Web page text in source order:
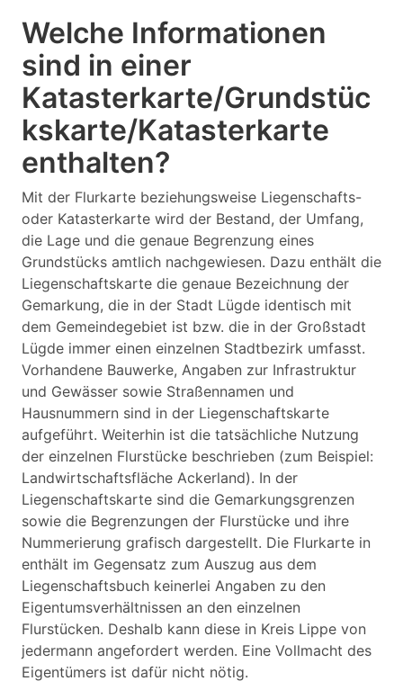
Welche Informationen
sind in einer
Katasterkarte/Grundstüc
kskarte/Katasterkarte
enthalten?
Mit der Flurkarte beziehungsweise Liegenschafts-
oder Katasterkarte wird der Bestand, der Umfang,
die Lage und die genaue Begrenzung eines
Grundstücks amtlich nachgewiesen. Dazu enthält die
Liegenschaftskarte die genaue Bezeichnung der
Gemarkung, die in der Stadt Lügde identisch mit
dem Gemeindegebiet ist bzw. die in der Großstadt
Lügde immer einen einzelnen Stadtbezirk umfasst.
Vorhandene Bauwerke, Angaben zur Infrastruktur
und Gewässer sowie Straßennamen und
Hausnummern sind in der Liegenschaftskarte
aufgeführt. Weiterhin ist die tatsächliche Nutzung
der einzelnen Flurstücke beschrieben (zum Beispiel:
Landwirtschaftsfläche Ackerland). In der
Liegenschaftskarte sind die Gemarkungsgrenzen
sowie die Begrenzungen der Flurstücke und ihre
Nummerierung grafisch dargestellt. Die Flurkarte in
enthält im Gegensatz zum Auszug aus dem
Liegenschaftsbuch keinerlei Angaben zu den
Eigentumsverhältnissen an den einzelnen
Flurstücken. Deshalb kann diese in Kreis Lippe von
jedermann angefordert werden. Eine Vollmacht des
Eigentümers ist dafür nicht nötig.